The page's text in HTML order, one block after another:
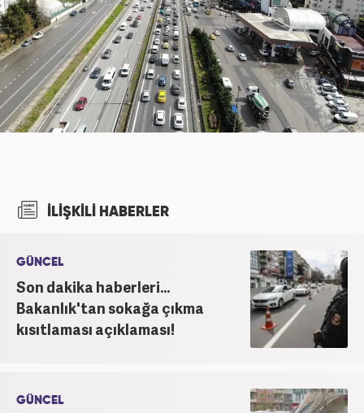
İLİŞKİLİ HABERLER
GÜNCEL
Son dakika haberleri...
Bakanlık'tan sokağa çıkma
kısıtlaması açıklaması!
GÜNCEL